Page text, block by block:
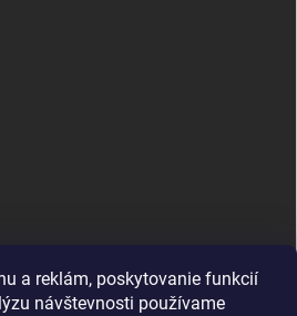
a reklám, poskytovanie funkcií
návštevnosti používame
have logic. SALELOGICS